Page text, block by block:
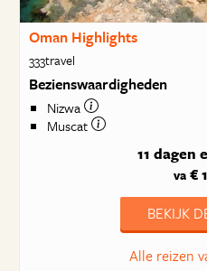
Oman Highlights
333travel
Bezienswaardigheden
Nizwa
Muscat
11 dagen
va€
BEKIJK
Alle reizen